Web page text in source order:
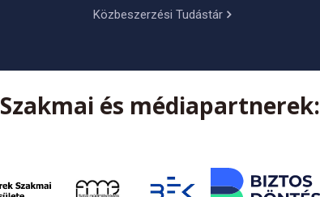
Közbeszerzési Tudástár
Szakmai és médiapartnerek: